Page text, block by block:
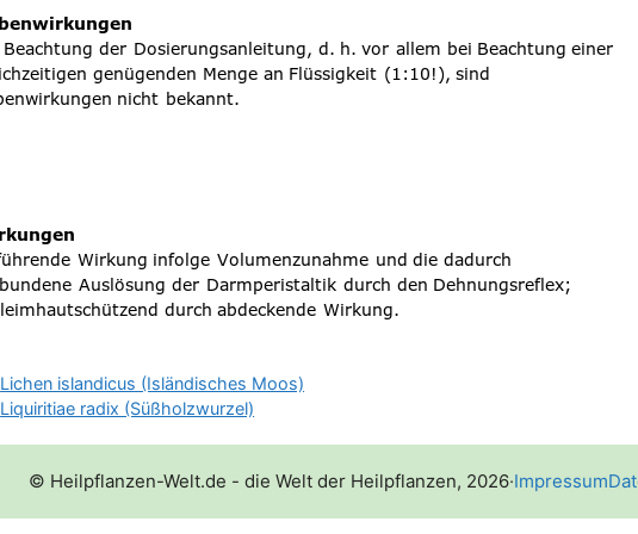
Lichen islandicus (Isländisches Moos)
Liquiritiae radix (Süßholzwurzel)
© Heilpflanzen-Welt.de - die Welt der Heilpflanzen, 2026·Impressum